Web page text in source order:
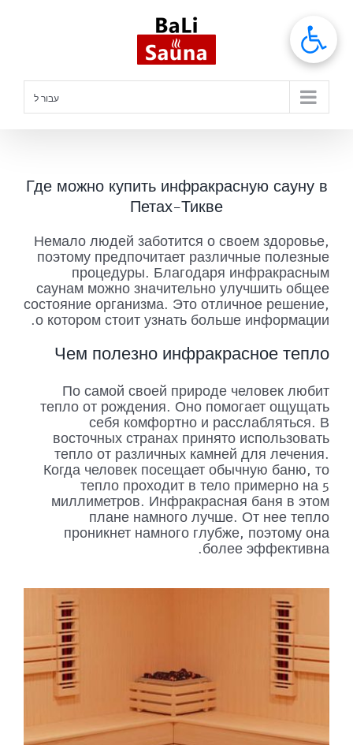
עבור ל
Где можно купить инфракрасную сауну в
Петах-Тикве
Немало людей заботится о своем здоровье,
поэтому предпочитает различные полезные
процедуры. Благодаря инфракрасным
саунам можно значительно улучшить общее
состояние организма. Это отличное решение,
о котором стоит узнать больше информации.
Чем полезно инфракрасное тепло
По самой своей природе человек любит
тепло от рождения. Оно помогает ощущать
себя комфортно и расслабляться. В
восточных странах принято использовать
тепло от различных камней для лечения.
Когда человек посещает обычную баню, то
тепло проходит в тело примерно на 5
миллиметров. Инфракрасная баня в этом
плане намного лучше. От нее тепло
проникнет намного глубже, поэтому она
более эффективна.